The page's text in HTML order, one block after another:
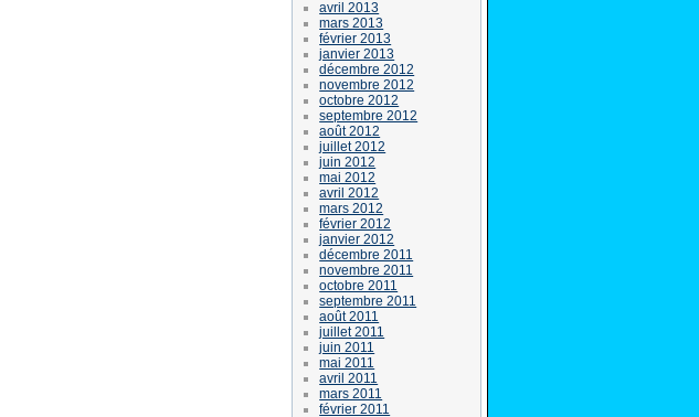
avril 2013
mars 2013
février 2013
janvier 2013
décembre 2012
novembre 2012
octobre 2012
septembre 2012
août 2012
juillet 2012
juin 2012
mai 2012
avril 2012
mars 2012
février 2012
janvier 2012
décembre 2011
novembre 2011
octobre 2011
septembre 2011
août 2011
juillet 2011
juin 2011
mai 2011
avril 2011
mars 2011
février 2011